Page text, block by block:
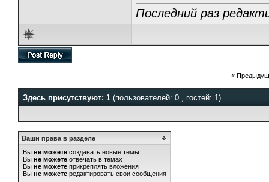
Последний раз
«
Здесь присутствуют: 1 (пользователей: 0 , гостей: 1)
Ваши права в разделе
Вы не можете создавать новые темы
Вы не можете отвечать в темах
Вы не можете прикреплять вложения
Вы не можете редактировать свои сообщения